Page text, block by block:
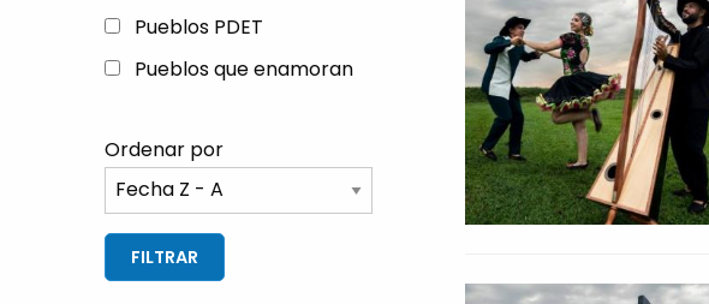
Pueblos PDET
Pueblos que enamoran
Ordenar por